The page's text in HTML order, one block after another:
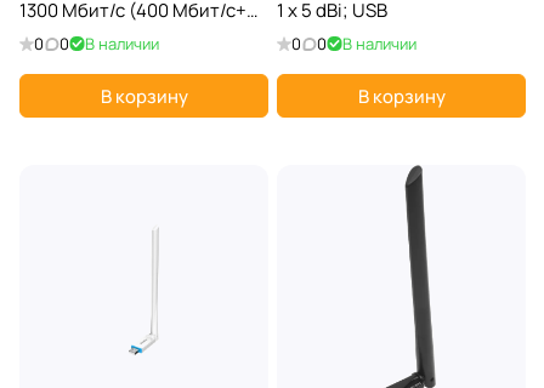
1300 Мбит/с (400 Мбит/с+
867 Мбит/с); 2 x 5 dBi; USB
0 0 В наличии
В корзину
1 x 5 dBi; USB
0 0 В наличии
В корзину